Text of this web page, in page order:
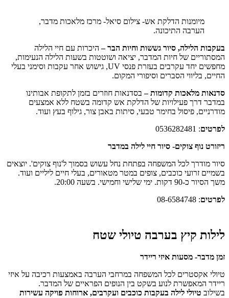
מיומנות הדלקת אש- צילום סיאל- מרכז מלאכות מדבר,
הערבה התיכונה.
הלילה, סיור גששות וחיות הבר –היכרות עם חיי הלילה
של חיות המדבר, יציאה ושוטטות בשעות הלילה הנעימות,
מחפשים יחד עקרבים בעזרת פנסי UV, גישוש אחר עקבות וסימני בעלי
בליווי הסברים וסיפורי המקום.
מלאכות קדומות –בסדנאות חוזרים בזמן לתקופת אבותינו
דרך פעילויות של הדלקת אש קדומה בשטח ללא אמצעים
פיסול בחימר טבעי, סיתות באבן צור, גילוף בעץ ועוד.
: 0536282481
נוף צוקים- סיור חיי לילה במדבר
לכל המשפחה בפתחת נחל עשוש בסמוך ל'נוף צוקים'. יוצאים
זרועי כוכבים, צופים במטר מטאורים, בעלי חיים ליליים ועוד.
שלישי וחמישי. בשעה 20:00.
: 08-6584748
קיץ בערבה טיולי שטח
מסעות איזי ריידר
אקסטרים לכל המשפחה במרחבי הערבה באמצעות רכיבה על איזי
המאפשרת לנוע בשקט בין הנופים הפראיים של המדבר.
טיולי לילה בעקבות כוכבים ועקרבים, ארוחות פויקה עשירות